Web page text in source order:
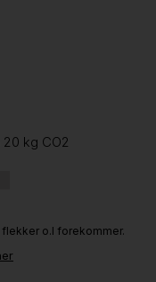
kg CO2
o.l forekommer.